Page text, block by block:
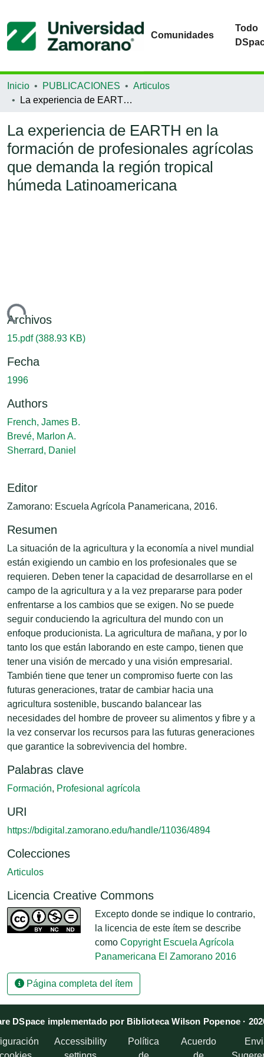
Comunidades
Todo
Inicio PUBLICACIONES
Articulos
La experiencia de EARTH en la formación de profesionales agrícolas que demanda la región tropical húmeda Latinoamericana
La experiencia de EARTH en la
formación de profesionales agrícolas
que demanda la región tropical
húmeda Latinoamericana
Archivos
15.pdf (388.93 KB)
Fecha
1996
Authors
French, James B.
Brevé, Marlon A.
Sherrard, Daniel
Editor
Zamorano: Escuela Agrícola Panamericana, 2016.
Resumen
La situación de la agricultura y la economía a nivel mundial
están exigiendo un cambio en los profesionales que se
requieren. Deben tener la capacidad de desarrollarse en el
campo de la agricultura y a la vez prepararse para poder
enfrentarse a los cambios que se exigen. No se puede
seguir conduciendo la agricultura del mundo con un
enfoque producionista. La agricultura de mañana, y por lo
tanto los que están laborando en este campo, tienen que
tener una visión de mercado y una visión empresarial.
También tiene que tener un compromiso fuerte con las
futuras generaciones, tratar de cambiar hacia una
agricultura sostenible, buscando balancear las
necesidades del hombre de proveer su alimentos y fibre y a
la vez conservar los recursos para las futuras generaciones
que garantice la sobrevivencia del hombre.
Palabras clave
Formación, Profesional agrícola
URI
https://bdigital.zamorano.edu/handle/11036/4894
Colecciones
Articulos
Licencia Creative Commons
Excepto donde se indique lo contrario,
la licencia de este ítem se describe
como Copyright Escuela Agrícola
Panamericana El Zamorano 2016
Página completa del ítem
DSpace implementado por Biblioteca Wilson Popenoe ·
Accessibility
Política
Acuerdo